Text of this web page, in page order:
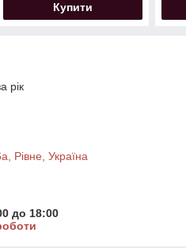
Купити
рік
Рівне, Україна
до 18:00